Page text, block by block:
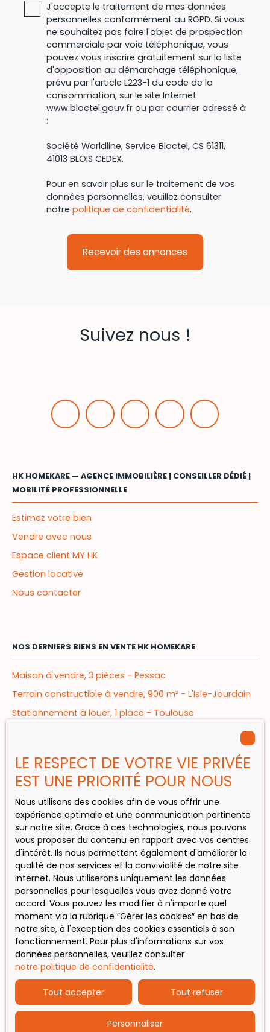
J'accepte le traitement de mes données
personnelles conformément au RGPD. Si vous
ne souhaitez pas faire l'objet de prospection
commerciale par voie téléphonique, vous
pouvez vous inscrire gratuitement sur la liste
d'opposition au démarchage téléphonique,
prévu par l'article L223-1 du code de la
consommation, sur le site Internet
www.bloctel.gouv.fr ou par courrier adressé à
:
Société Worldline, Service Bloctel, CS 61311,
41013 BLOIS CEDEX.
Pour en savoir plus sur le traitement de vos
données personnelles, veuillez consulter
notre politique de confidentialité.
Recevoir des annonces
Suivez nous !
HK HOMEKARE — AGENCE IMMOBILIÈRE | CONSEILLER DÉDIÉ |
MOBILITÉ PROFESSIONNELLE
Estimez votre bien
Vendre avec nous
Espace client MY HK
Gestion locative
Nous contacter
NOS DERNIERS BIENS EN VENTE HK HOMEKARE
Maison à vendre, 3 pièces - Pessac
Terrain constructible à vendre, 900 m² - L'Isle-Jourdain
Stationnement à louer, 1 place - Toulouse
Maison à vendre, 5 pièces - Saint-Gaudens
INFORMATIONS
Nos honoraires
Mentions légales
Politique de confidentialité
Plan du site
Gérer les cookies
Propulsé par
LE RESPECT DE VOTRE VIE PRIVÉE
EST UNE PRIORITÉ POUR NOUS
Nous utilisons des cookies afin de vous offrir une
expérience optimale et une communication pertinente
sur notre site. Grace à ces technologies, nous pouvons
vous proposer du contenu en rapport avec vos centres
d'intérêt. Ils nous permettent également d'améliorer la
qualité de nos services et la convivialité de notre site
internet. Nous utiliserons uniquement les données
personnelles pour lesquelles vous avez donné votre
accord. Vous pouvez les modifier à n'importe quel
moment via la rubrique ″Gérer les cookies″ en bas de
notre site, à l'exception des cookies essentiels à son
fonctionnement. Pour plus d'informations sur vos
données personnelles, veuillez consulter
notre politique de confidentialité.
Tout accepter Tout refuser
Personnaliser